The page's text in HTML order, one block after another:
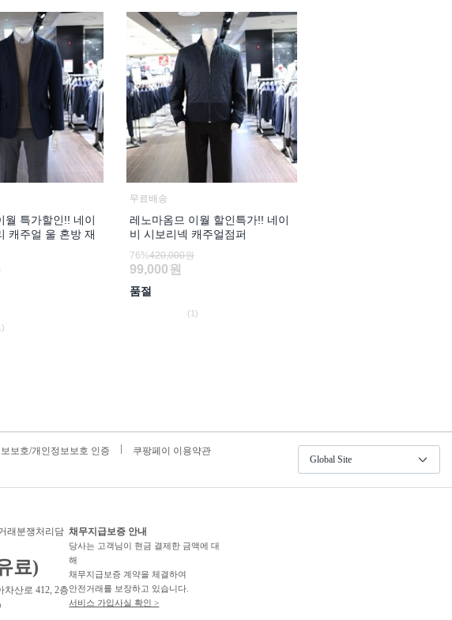
월 특가할인!! 네이
캐주얼 울 혼방 재
무료배송
레노마옴므 이월 할인특가!! 네이
비 시보리넥 캐주얼점퍼
76%420,000원
99,000 원
품절
(1)
보호/개인정보보호 인증
쿠팡페이 이용약관
Global Site
래분쟁처리담
료)
차산로 412, 2층
채무지급보증 안내
당사는 고객님이 현금 결제한 금액에 대
해
채무지급보증 계약을 체결하여
안전거래를 보장하고 있습니다.
서비스 가입사실 확인 >